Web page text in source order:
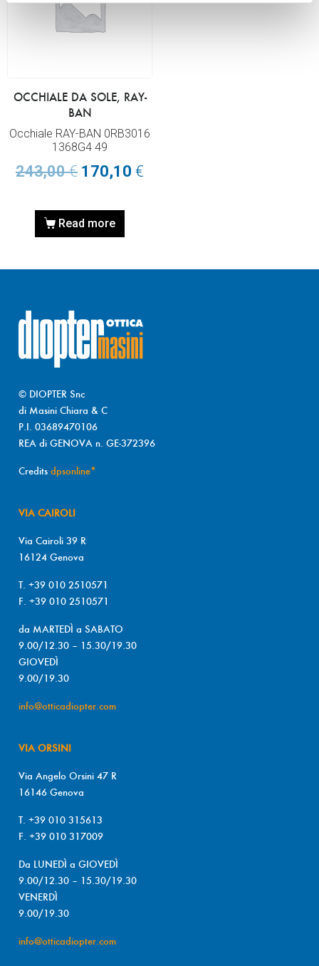
OCCHIALE DA SOLE, RAY-
BAN
Occhiale RAY-BAN 0RB3016
1368G4 49
243,00€ 170,10 €
Read more
© DIOPTER Snc
di Masini Chiara & C
P.I. 03689470106
REA di GENOVA n. GE-372396
Credits dpsonline*
VIA CAIROLI
Via Cairoli 39 R
16124 Genova
T. +39 010 2510571
F. +39 010 2510571
da MARTEDÌ a SABATO
9.00/12.30 – 15.30/19.30
GIOVEDÌ
9.00/19.30
info@otticadiopter.com
VIA ORSINI
Via Angelo Orsini 47 R
16146 Genova
T. +39 010 315613
F. +39 010 317009
Da LUNEDÌ a GIOVEDÌ
9.00/12.30 – 15.30/19.30
VENERDÌ
9.00/19.30
info@otticadiopter.com